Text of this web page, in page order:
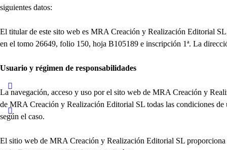
siguientes datos:
El titular de este sito web es MRA Creación y Realización Editorial
en el tomo 26649, folio 150, hoja B105189 e inscripción 1ª. La
Usuario y régimen de responsabilidades
La navegación, acceso y uso por el sito web de MRA Creación y
de MRA Creación y Realización Editorial SL todas las condiciones
según el caso.
El sitio web de MRA Creación y Realización Editorial SL